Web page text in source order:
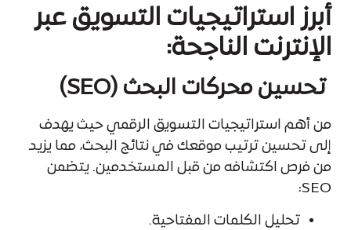
أبرز استراتيجيات التسويق عبر
الإنترنت الناجحة:
تحسين محركات البحث (SEO)
من أهم استراتيجيات التسويق الرقمي حيث يهدف
إلى تحسين ترتيب موقعك في نتائج البحث، مما يزيد
من فرص اكتشافه من قبل المستخدمين. يتضمن
SEO:
تحليل الكلمات المفتاحية.